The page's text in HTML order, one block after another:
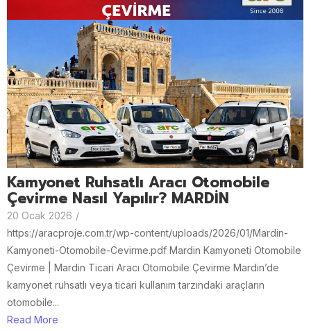
Kamyonet Ruhsatlı Aracı Otomobile
Çevirme Nasıl Yapılır? MARDİN
20 Ocak 2026 /
https://aracproje.com.tr/wp-content/uploads/2026/01/Mardin-
Kamyoneti-Otomobile-Cevirme.pdf Mardin Kamyoneti Otomobile
Çevirme | Mardin Ticari Aracı Otomobile Çevirme Mardin’de
kamyonet ruhsatlı veya ticari kullanım tarzındaki araçların
otomobile...
Read More